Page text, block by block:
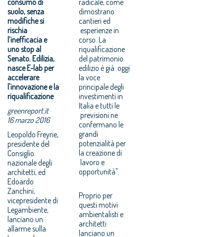
suolo, senza
modifiche si
rischia
l’inefficacia e
uno stop al
Senato. Edilizia,
nasce E-lab per
accelerare
l'innovazione e la
riqualificazione
greenreport.it
16 marzo 2016
Leopoldo Freyrie,
presidente del
Consiglio
nazionale degli
architetti, ed
Edoardo
Zanchini,
vicepresidente di
Legambiente,
lanciano un
allarme‎ sulla
dimostrano
cantieri ed
esperienze in
corso. La
riqualificazione
del patrimonio
edilizio è già oggi
la voce
principale degli
investimenti in
Italia e tutti le
previsioni ne
confermano le
grandi
potenzialità per
la creazione di
lavoro e
opportunità".
Proprio per
questi motivi
ambientalisti e
architetti
lanciano un